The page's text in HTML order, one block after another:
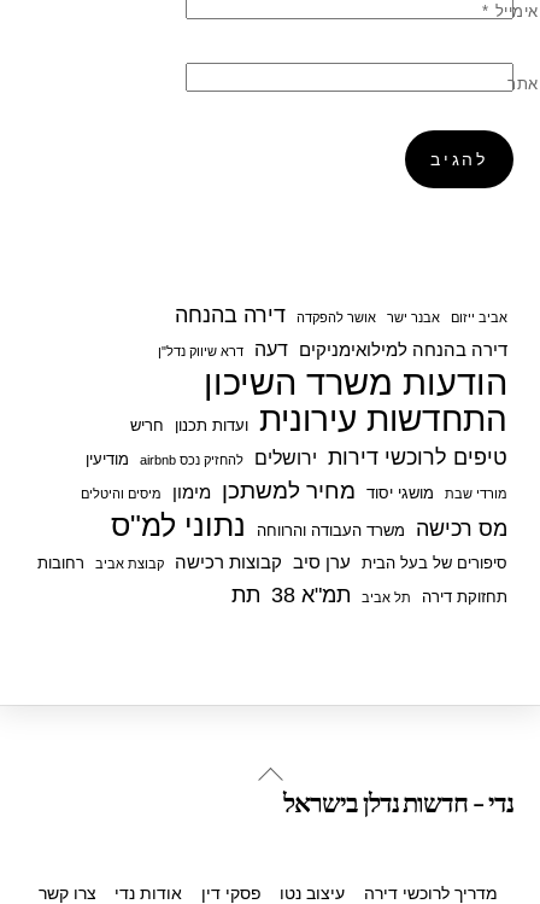
אימייל *
אתר
אביב ייזום אבנר ישר אושר להפקדה דירה בהנחה
דירה בהנחה למילואימניקים דעה דרא שיווק נדל"ן
הודעות משרד השיכון
התחדשות עירונית ועדות תכנון חריש
טיפים לרוכשי דירות ירושלים להחזיק נכס airbnb מודיעין
מורדי שבת מושגי יסוד מחיר למשתכן מימון מיסים והיטלים
מס רכישה משרד העבודה והרווחה נתוני למ"ס
סיפורים של בעל הבית ערן סיב קבוצות רכישה קבוצת אביב
רחובות
תחזוקת דירה
תל אביב תמ"א 38 תת
Back
נדי - חדשות נדלן בישראל
מדריך לרוכשי דירה עיצוב נטו פסקי דין אודות נדי צרו קשר